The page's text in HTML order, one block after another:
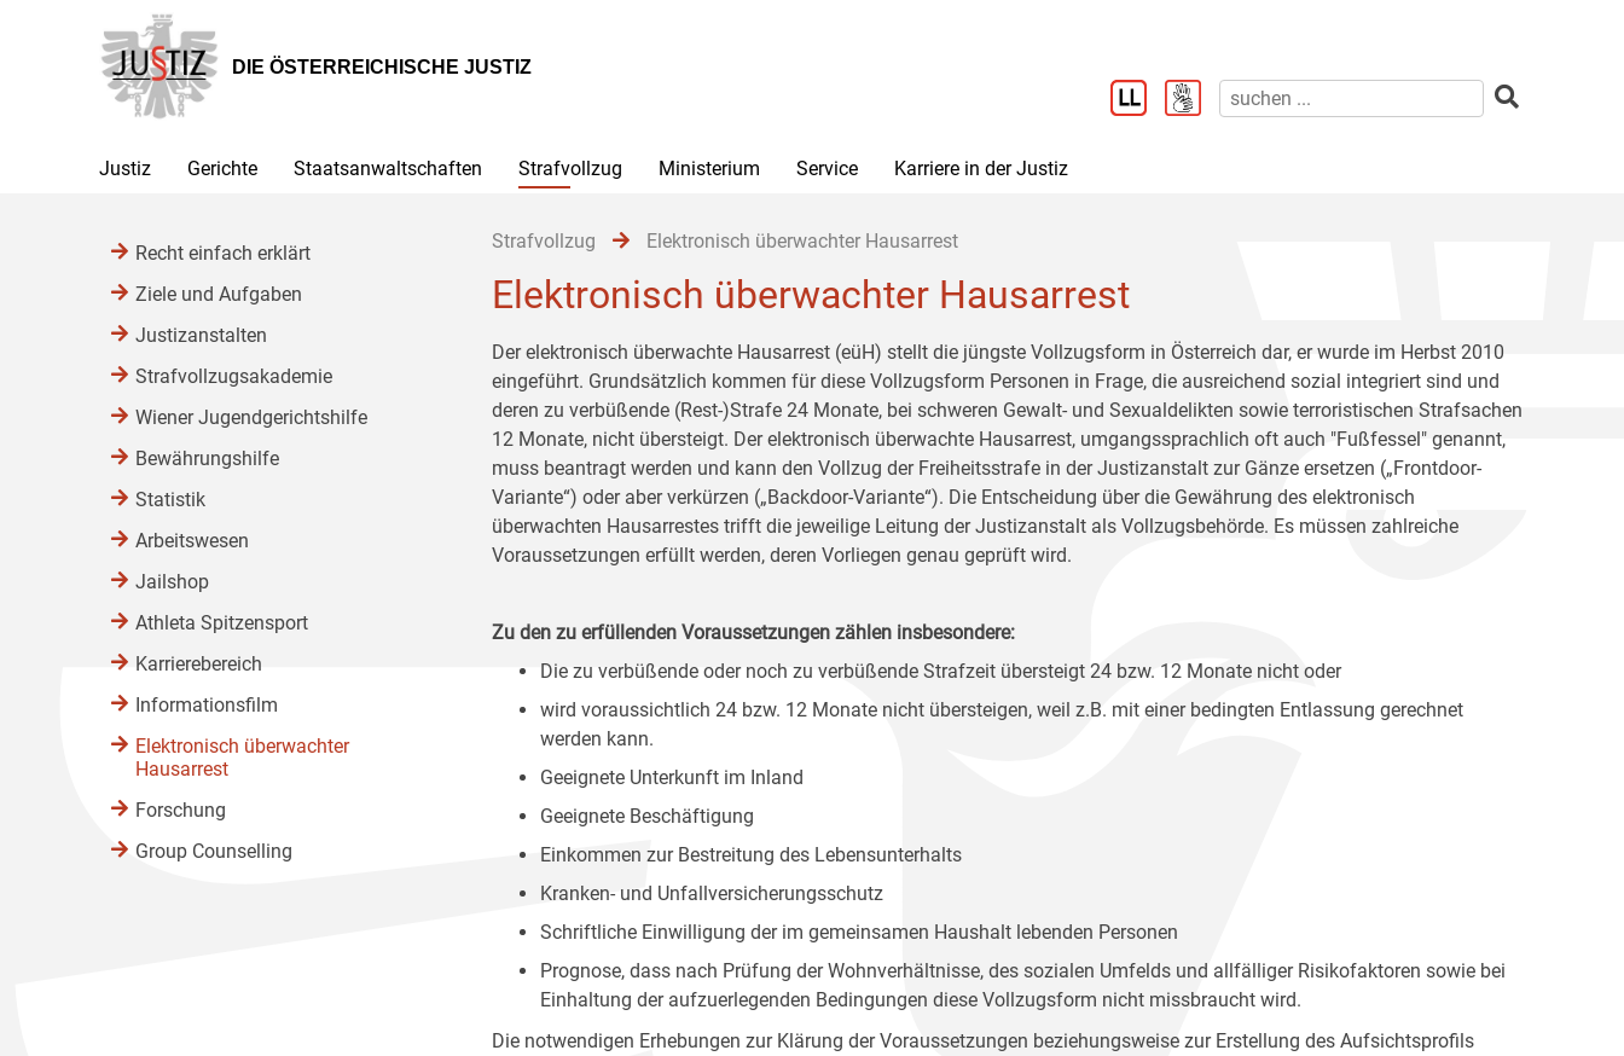
Hauptnavigation
[1]
Inhalt
[2]
Untermenü
[3]
DIE ÖSTERREICHISCHE JUSTIZ
Justiz Gerichte Staatsanwaltschaften Strafvollzug Ministerium Service Karriere in der Justiz
Strafvollzug Elektronisch überwachter Hausarrest
Elektronisch überwachter Hausarrest
Der elektronisch überwachte Hausarrest (eüH) stellt die jüngste Vollzugsform in Österreich dar, er wurde im Herbst 2010
eingeführt. Grundsätzlich kommen für diese Vollzugsform Personen in Frage, die ausreichend sozial integriert sind und
deren zu verbüßende (Rest-)Strafe 24 Monate, bei schweren Gewalt- und Sexualdelikten sowie terroristischen Strafsachen
12 Monate, nicht übersteigt. Der elektronisch überwachte Hausarrest, umgangssprachlich oft auch "Fußfessel" genannt,
muss beantragt werden und kann den Vollzug der Freiheitsstrafe in der Justizanstalt zur Gänze ersetzen („Frontdoor-
Variante“) oder aber verkürzen („Backdoor-Variante“). Die Entscheidung über die Gewährung des elektronisch
überwachten Hausarrestes trifft die jeweilige Leitung der Justizanstalt als Vollzugsbehörde. Es müssen zahlreiche
Voraussetzungen erfüllt werden, deren Vorliegen genau geprüft wird.
Zu den zu erfüllenden Voraussetzungen zählen insbesondere:
Die zu verbüßende oder noch zu verbüßende Strafzeit übersteigt 24 bzw. 12 Monate nicht oder
wird voraussichtlich 24 bzw. 12 Monate nicht übersteigen, weil z.B. mit einer bedingten Entlassung gerechnet
werden kann.
Geeignete Unterkunft im Inland
Geeignete Beschäftigung
Einkommen zur Bestreitung des Lebensunterhalts
Kranken- und Unfallversicherungsschutz
Schriftliche Einwilligung der im gemeinsamen Haushalt lebenden Personen
Prognose, dass nach Prüfung der Wohnverhältnisse, des sozialen Umfelds und allfälliger Risikofaktoren sowie bei
Einhaltung der aufzuerlegenden Bedingungen diese Vollzugsform nicht missbraucht wird.
Die notwendigen Erhebungen zur Klärung der Voraussetzungen beziehungsweise zur Erstellung des Aufsichtsprofils
Recht einfach erklärt
Ziele und Aufgaben
Justizanstalten
Strafvollzugsakademie
Wiener Jugendgerichtshilfe
Bewährungshilfe
Statistik
Arbeitswesen
Jailshop
Athleta Spitzensport
Karrierebereich
Informationsfilm
Elektronisch überwachter
Hausarrest
Forschung
Group Counselling